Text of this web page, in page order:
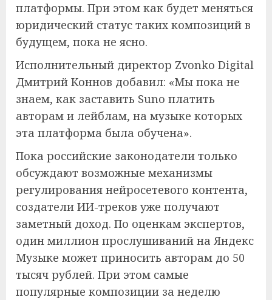
платформы. При этом как будет меняться
юридический статус таких композиций в
будущем, пока не ясно.
Исполнительный директор Zvonko Digital
Дмитрий Коннов добавил: «Мы пока не
знаем, как заставить Suno платить
авторам и лейблам, на музыке которых
эта платформа была обучена».
Пока российские законодатели только
обсуждают возможные механизмы
регулирования нейросетевого контента,
создатели ИИ-треков уже получают
заметный доход. По оценкам экспертов,
один миллион прослушиваний на Яндекс
Музыке может приносить авторам до 50
тысяч рублей. При этом самые
популярные композиции за неделю